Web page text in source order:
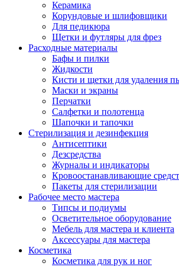
Керамика
Корундовые и шлифовщики
Для педикюра
Щетки и футляры для фрез
Расходные материалы
Бафы и пилки
Жидкости
Кисти и щетки для удаления
Маски и экраны
Перчатки
Салфетки и полотенца
Шапочки и тапочки
Стерилизация и дезинфекция
Антисептики
Дезсредства
Журналы и индикаторы
Кровоостанавливающие
Пакеты для стерилизации
Рабочее место мастера
Типсы и подиумы
Осветительное оборудование
Мебель для мастера и клиента
Аксессуары для мастера
Косметика
Косметика для рук и ног